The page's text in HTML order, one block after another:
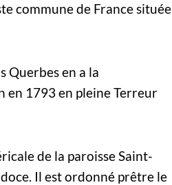
commune de France
Querbes en a la
en 1793 en pleine Terreur
de la paroisse Saint-
Il est ordonné prêtre le